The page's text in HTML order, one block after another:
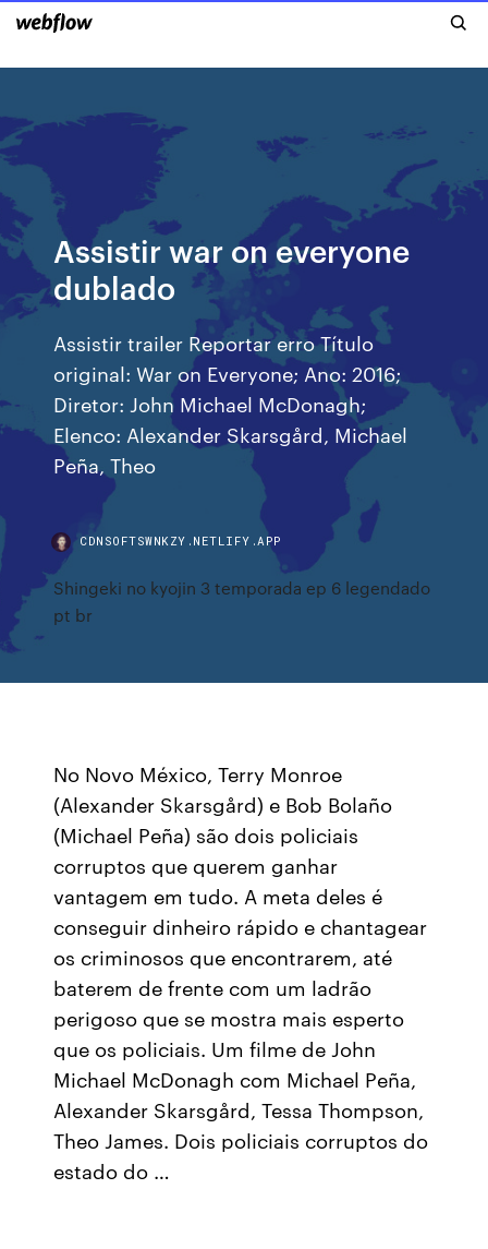
Assistir war on everyone
dublado
Assistir trailer Reportar erro Título
original: War on Everyone; Ano: 2016;
Diretor: John Michael McDonagh;
Elenco: Alexander Skarsgård, Michael
Peña, Theo
CDNSOFTSWNKZY.NETLIFY.APP
Shingeki no kyojin 3 temporada ep 6 legendado
pt br
No Novo México, Terry Monroe
(Alexander Skarsgård) e Bob Bolaño
(Michael Peña) são dois policiais
corruptos que querem ganhar
vantagem em tudo. A meta deles é
conseguir dinheiro rápido e chantagear
os criminosos que encontrarem, até
baterem de frente com um ladrão
perigoso que se mostra mais esperto
que os policiais. Um filme de John
Michael McDonagh com Michael Peña,
Alexander Skarsgård, Tessa Thompson,
Theo James. Dois policiais corruptos do
estado do …